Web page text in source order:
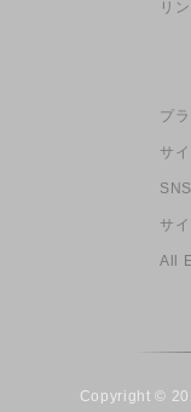
リ
プ
サ
サ
All
Copyright ©